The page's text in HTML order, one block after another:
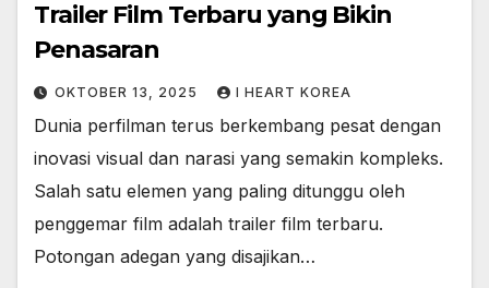
Trailer Film Terbaru yang Bikin
Penasaran
OKTOBER 13, 2025 I HEART KOREA
Dunia perfilman terus berkembang pesat dengan
inovasi visual dan narasi yang semakin kompleks.
Salah satu elemen yang paling ditunggu oleh
penggemar film adalah trailer film terbaru.
Potongan adegan yang disajikan…